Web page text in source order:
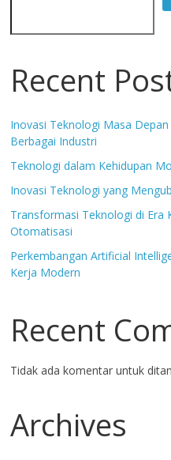
Recent
Inovasi Teknologi Masa
Berbagai Industri
Teknologi dalam Kehidupan
Inovasi Teknologi yang
Transformasi Teknologi di Era
Otomatisasi
Perkembangan Artificial
Kerja Modern
Recent
Tidak ada komentar untuk
Archives